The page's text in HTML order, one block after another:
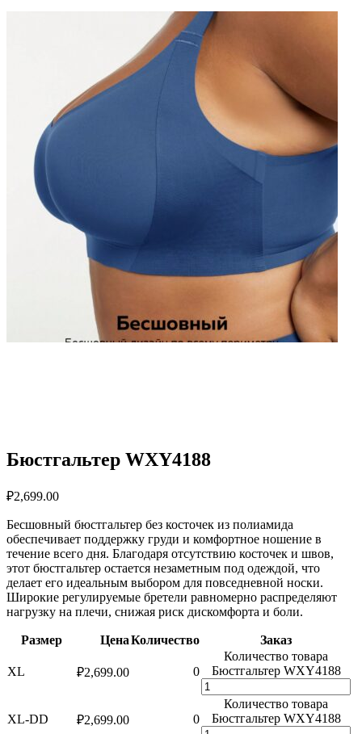
Бюстгальтер WXY4188
₽2,699.00
Бесшовный бюстгальтер без косточек из полиамида
обеспечивает поддержку груди и комфортное ношение в
течение всего дня. Благодаря отсутствию косточек и швов,
этот бюстгальтер остается незаметным под одеждой, что
делает его идеальным выбором для повседневной носки.
Широкие регулируемые бретели равномерно распределяют
нагрузку на плечи, снижая риск дискомфорта и боли.
Размер ЦенаКоличество Заказ
XL ₽2,699.00 0
Количество товара
Бюстгальтер WXY4188
XL-DD ₽2,699.00 0
Количество товара
Бюстгальтер WXY4188